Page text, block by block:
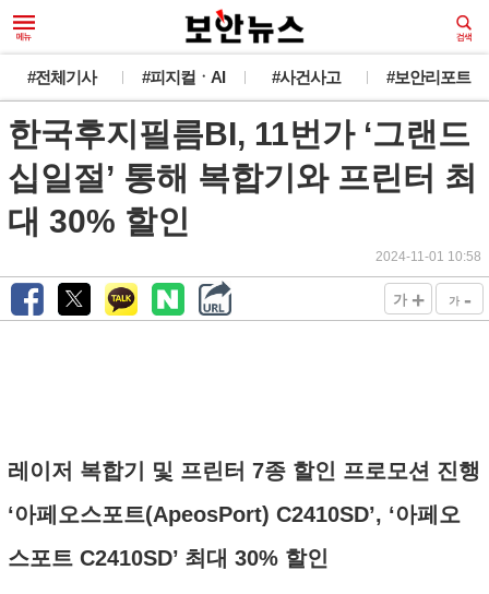
#전체기사 #피지컬ㆍAI #사건사고 #보안리포트
한국후지필름BI, 11번가 ‘그랜드
십일절’ 통해 복합기와 프린터 최
대 30% 할인
2024-11-01 10:58
가 + 가 -
레이저 복합기 및 프린터 7종 할인 프로모션 진행
‘아페오스포트(ApeosPort) C2410SD’, ‘아페오
스포트 C2410SD’ 최대 30% 할인